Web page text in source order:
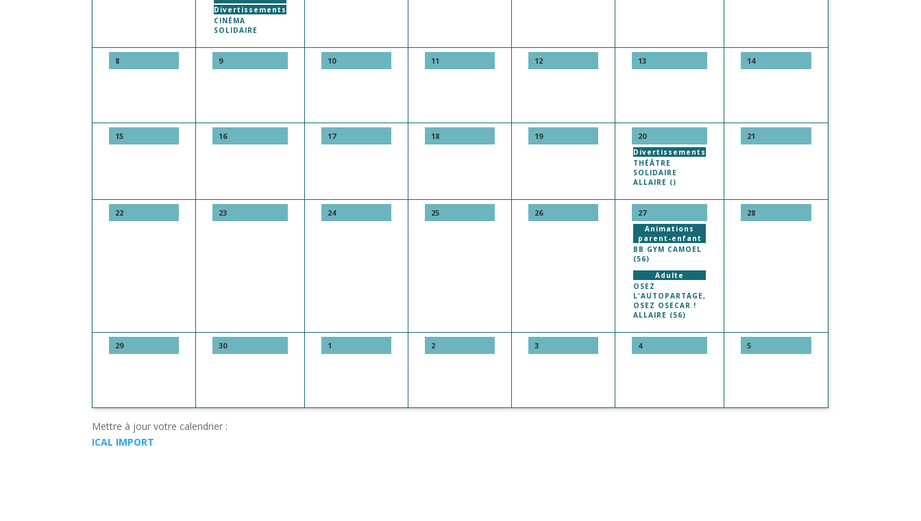
Divertissements
CINÉMA
SOLIDAIRE
8 9 10 11 12 13 14
15 16 17 18 19 20
Divertissements
THÉÂTRE
SOLIDAIRE
ALLAIRE ()
21
22 23 24 25 26 27
Animations
parent-enfant
BB GYM CAMOEL
(56)
Adulte
OSEZ
L'AUTOPARTAGE,
OSEZ OSECAR !
ALLAIRE (56)
28
29 30 1 2 3 4 5
Mettre à jour votre calendrier :
ICAL IMPORT